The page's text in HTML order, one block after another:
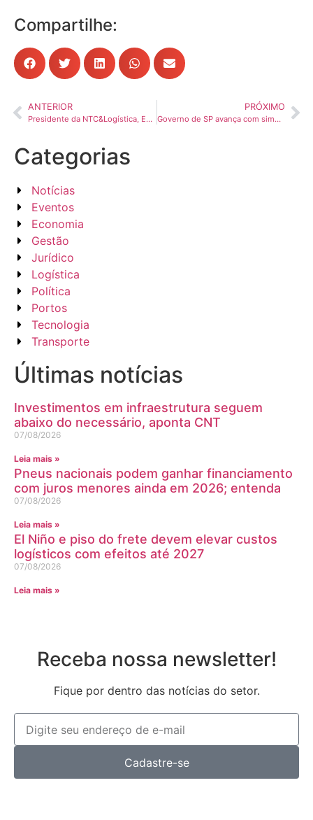
Compartilhe:
ANTERIOR
Presidente da NTC&Logística, Eduardo Rebuzzi, recebe representantes da PRF em São Paulo para fortalecer ações de combate ao roubo de cargas
PRÓXIMO
Governo de SP avança com simplificação tributária do ICMS
Categorias
Notícias
Eventos
Economia
Gestão
Jurídico
Logística
Política
Portos
Tecnologia
Transporte
Últimas notícias
Investimentos em infraestrutura seguem
abaixo do necessário, aponta CNT
07/08/2026
Leia mais »
Pneus nacionais podem ganhar financiamento
com juros menores ainda em 2026; entenda
07/08/2026
Leia mais »
El Niño e piso do frete devem elevar custos
logísticos com efeitos até 2027
07/08/2026
Leia mais »
Receba nossa newsletter!
Fique por dentro das notícias do setor.
Cadastre-se